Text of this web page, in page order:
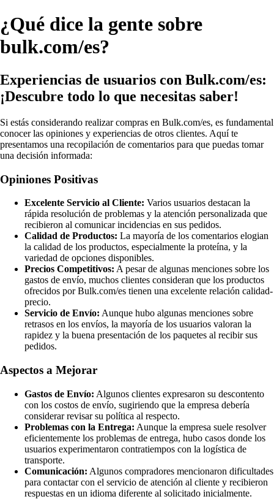
¿Qué dice la gente sobre
bulk.com/es?
Experiencias de usuarios con Bulk.com/es:
¡Descubre todo lo que necesitas saber!
Si estás considerando realizar compras en Bulk.com/es, es fundamental
conocer las opiniones y experiencias de otros clientes. Aquí te
presentamos una recopilación de comentarios para que puedas tomar
una decisión informada:
Opiniones Positivas
Excelente Servicio al Cliente: Varios usuarios destacan la
rápida resolución de problemas y la atención personalizada que
recibieron al comunicar incidencias en sus pedidos.
Calidad de Productos: La mayoría de los comentarios elogian
la calidad de los productos, especialmente la proteína, y la
variedad de opciones disponibles.
Precios Competitivos: A pesar de algunas menciones sobre los
gastos de envío, muchos clientes consideran que los productos
ofrecidos por Bulk.com/es tienen una excelente relación calidad-
precio.
Servicio de Envío: Aunque hubo algunas menciones sobre
retrasos en los envíos, la mayoría de los usuarios valoran la
rapidez y la buena presentación de los paquetes al recibir sus
pedidos.
Aspectos a Mejorar
Gastos de Envío: Algunos clientes expresaron su descontento
con los costos de envío, sugiriendo que la empresa debería
considerar revisar su política al respecto.
Problemas con la Entrega: Aunque la empresa suele resolver
eficientemente los problemas de entrega, hubo casos donde los
usuarios experimentaron contratiempos con la logística de
transporte.
Comunicación: Algunos compradores mencionaron dificultades
para contactar con el servicio de atención al cliente y recibieron
respuestas en un idioma diferente al solicitado inicialmente.